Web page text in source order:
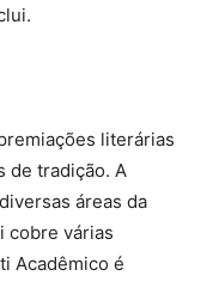
literárias
de tradição. A
áreas da
cobre várias
Acadêmico é